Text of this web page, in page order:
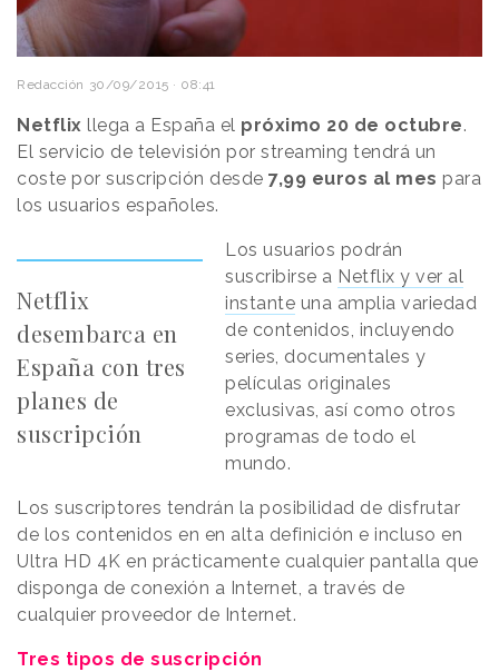
Redacción 30/09/2015 · 08:41
Netflix llega a España el próximo 20 de octubre.
El servicio de televisión por streaming tendrá un
coste por suscripción desde 7,99 euros al mes para
los usuarios españoles.
Netflix
desembarca en
España con tres
planes de
suscripción
Los usuarios podrán
suscribirse a Netflix y ver al
instante una amplia variedad
de contenidos, incluyendo
series, documentales y
películas originales
exclusivas, así como otros
programas de todo el
mundo.
Los suscriptores tendrán la posibilidad de disfrutar
de los contenidos en en alta definición e incluso en
Ultra HD 4K en prácticamente cualquier pantalla que
disponga de conexión a Internet, a través de
cualquier proveedor de Internet.
Tres tipos de suscripción